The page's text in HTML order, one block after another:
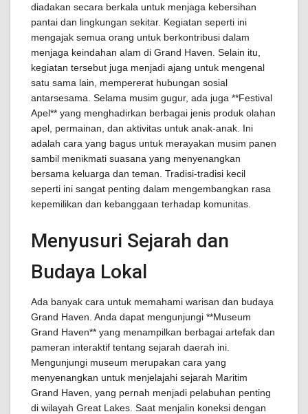
diadakan secara berkala untuk menjaga kebersihan
pantai dan lingkungan sekitar. Kegiatan seperti ini
mengajak semua orang untuk berkontribusi dalam
menjaga keindahan alam di Grand Haven. Selain itu,
kegiatan tersebut juga menjadi ajang untuk mengenal
satu sama lain, mempererat hubungan sosial
antarsesama. Selama musim gugur, ada juga **Festival
Apel** yang menghadirkan berbagai jenis produk olahan
apel, permainan, dan aktivitas untuk anak-anak. Ini
adalah cara yang bagus untuk merayakan musim panen
sambil menikmati suasana yang menyenangkan
bersama keluarga dan teman. Tradisi-tradisi kecil
seperti ini sangat penting dalam mengembangkan rasa
kepemilikan dan kebanggaan terhadap komunitas.
Menyusuri Sejarah dan
Budaya Lokal
Ada banyak cara untuk memahami warisan dan budaya
Grand Haven. Anda dapat mengunjungi **Museum
Grand Haven** yang menampilkan berbagai artefak dan
pameran interaktif tentang sejarah daerah ini.
Mengunjungi museum merupakan cara yang
menyenangkan untuk menjelajahi sejarah Maritim
Grand Haven, yang pernah menjadi pelabuhan penting
di wilayah Great Lakes. Saat menjalin koneksi dengan